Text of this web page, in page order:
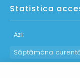
Statistica
Azi:
Săptămâna